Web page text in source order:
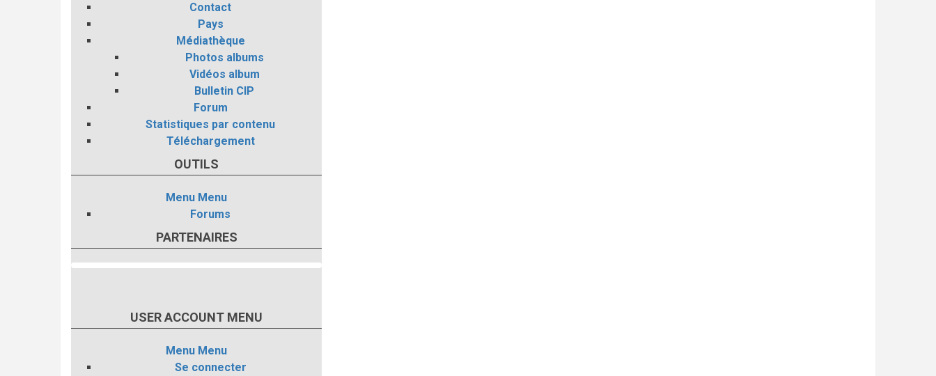
Contact
Pays
Médiathèque
Photos albums
Vidéos album
Bulletin CIP
Forum
Statistiques par contenu
Téléchargement
OUTILS
Menu Menu
Forums
PARTENAIRES
USER ACCOUNT MENU
Menu Menu
Se connecter